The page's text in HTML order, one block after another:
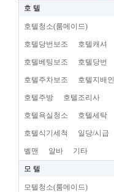
호 텔
호텔청소(룸메이드)
호텔당번보조 호텔캐셔
호텔베팅보조 호텔당번
호텔주차보조 호텔지배인
호텔주방 호텔조리사
호텔욕실청소 호텔세탁
호텔식기세척 일당/시급
벨맨 알바 기타
모 텔
모텔청소(룸메이드)